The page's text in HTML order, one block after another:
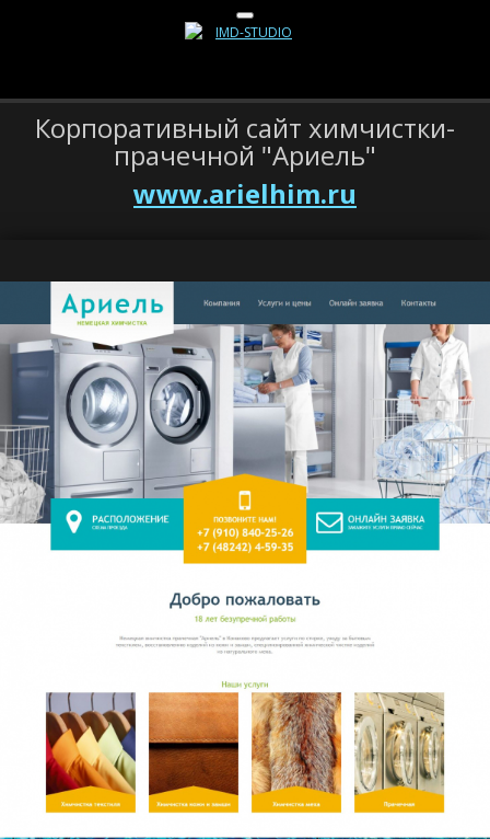
Корпоративный сайт химчистки-
прачечной "Ариель"
www.arielhim.ru